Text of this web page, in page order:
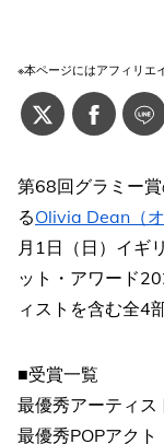
※本ページにはアフィリエ
第68回グラミー
るOlivia Dean（
月1日（日）イギ
ット・アワード
ィストを含む全4
■受賞一覧
最優秀アーティ
最優秀POPアク